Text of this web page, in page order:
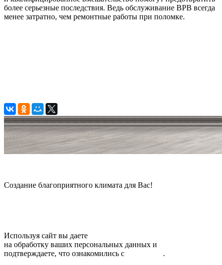
более серьезные последствия. Ведь обслуживание ВРВ всегда
менее затратно, чем ремонтные работы при поломке.
Создание благоприятного климата для Вас!
Используя сайт вы даете
на обработку ваших персональных данных и
подтверждаете, что ознакомились с
.